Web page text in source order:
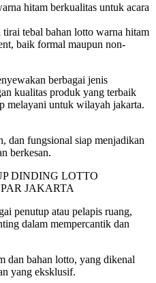
KEMENPAR
hitam berkualitas untuk acara
tebal bahan lotto warna hitam
baik formal maupun non-
berbagai jenis
kualitas produk yang terbaik
melayani untuk wilayah jakarta.
dan fungsional siap menjadikan
berkesan.
penutup atau pelapis ruang,
dalam mempercantik dan
dan bahan lotto, yang dikenal
yang eksklusif.